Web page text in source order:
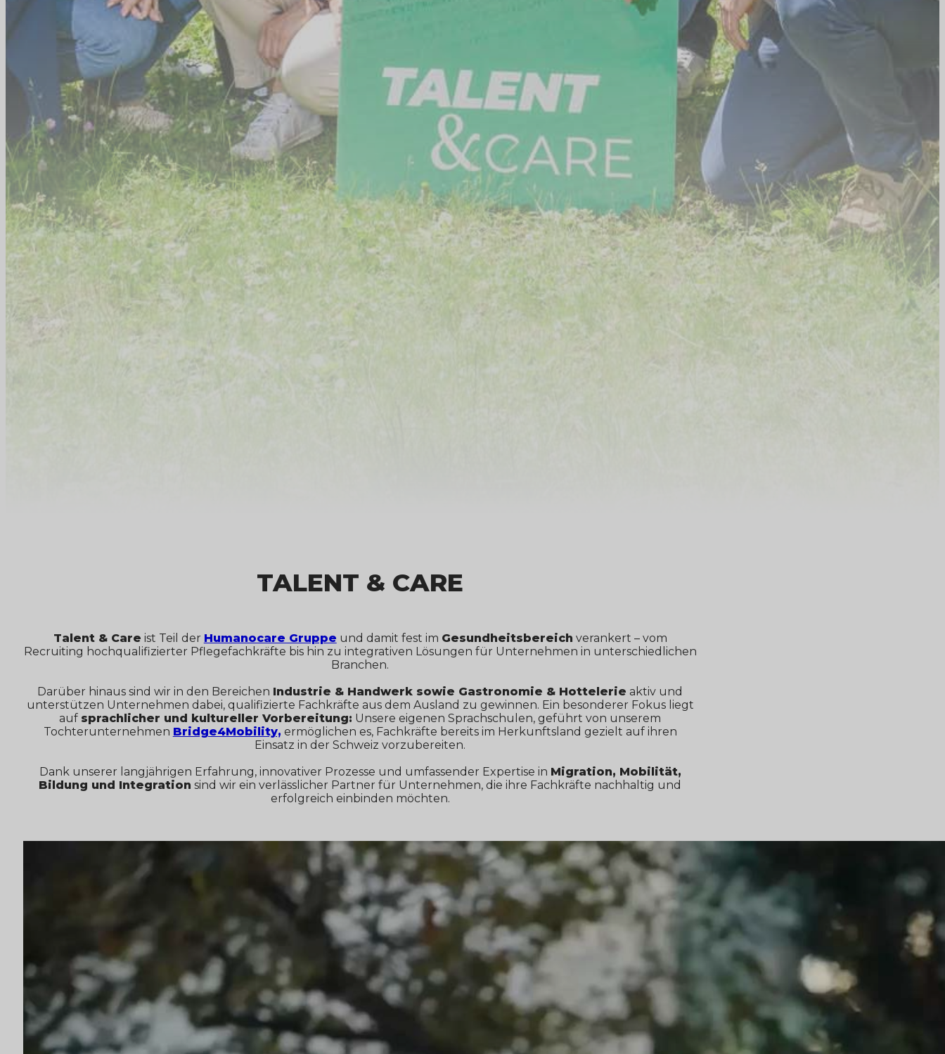
TALENT & CARE
Talent & Care ist Teil der Humanocare Gruppe und damit fest im Gesundheitsbereich verankert – vom
Recruiting hochqualifizierter Pflegefachkräfte bis hin zu integrativen Lösungen für Unternehmen in unterschiedlichen
Branchen.
Darüber hinaus sind wir in den Bereichen Industrie & Handwerk sowie Gastronomie & Hottelerie aktiv und
unterstützen Unternehmen dabei, qualifizierte Fachkräfte aus dem Ausland zu gewinnen. Ein besonderer Fokus liegt
auf sprachlicher und kultureller Vorbereitung: Unsere eigenen Sprachschulen, geführt von unserem
Tochterunternehmen Bridge4Mobility, ermöglichen es, Fachkräfte bereits im Herkunftsland gezielt auf ihren
Einsatz in der Schweiz vorzubereiten.
Dank unserer langjährigen Erfahrung, innovativer Prozesse und umfassender Expertise in Migration, Mobilität,
Bildung und Integration sind wir ein verlässlicher Partner für Unternehmen, die ihre Fachkräfte nachhaltig und
erfolgreich einbinden möchten.